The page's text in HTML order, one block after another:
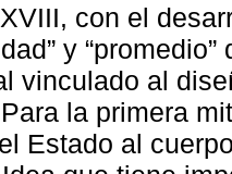
con el
y
vinculado al
la primera
Estado al